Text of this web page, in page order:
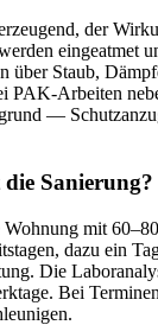
der
eingeatmet
über Staub,
PAK-Arbeiten
—
Sanierung?
mit
dazu ein
Die
Bei